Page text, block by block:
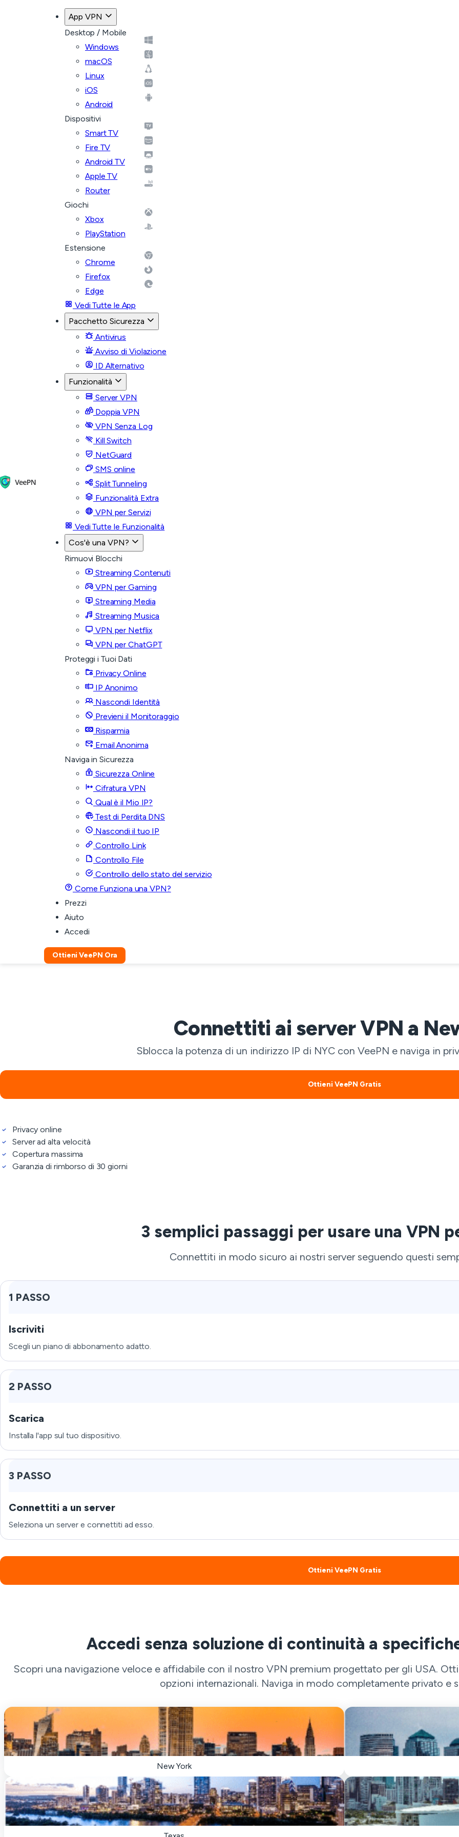
App VPN
Desktop / Mobile
Windows
macOS
Linux
iOS
Android
Dispositivi
Smart TV
Fire TV
Android TV
Apple TV
Router
Giochi
Xbox
PlayStation
Estensione
Chrome
Firefox
Edge
Vedi Tutte le App
Pacchetto Sicurezza
Antivirus
Avviso di Violazione
ID Alternativo
Funzionalità
Server VPN
Doppia VPN
VPN Senza Log
Kill Switch
NetGuard
SMS online
Split Tunneling
Funzionalità Extra
VPN per Servizi
Vedi Tutte le Funzionalità
Cos'è una VPN?
Rimuovi Blocchi
Streaming Contenuti
VPN per Gaming
Streaming Media
Streaming Musica
VPN per Netflix
VPN per ChatGPT
Proteggi i Tuoi Dati
Privacy Online
IP Anonimo
Nascondi Identità
Previeni il Monitoraggio
Risparmia
Email Anonima
Naviga in Sicurezza
Sicurezza Online
Cifratura VPN
Qual è il Mio IP?
Test di Perdita DNS
Nascondi il tuo IP
Controllo Link
Controllo File
Controllo dello stato del servizio
Come Funziona una VPN?
Prezzi
Aiuto
Accedi
Ottieni VeePN Ora
Connettiti ai server VPN a
Sblocca la potenza di un indirizzo IP di NYC con VeePN e naviga in
Ottieni VeePN Gratis
Privacy online
Server ad alta velocità
Copertura massima
Garanzia di rimborso di 30 giorni
3 semplici passaggi per usare una VPN
Connettiti in modo sicuro ai nostri server seguendo questi
1 PASSO
Iscriviti
Scegli un piano di abbonamento adatto.
2 PASSO
Scarica
Installa l'app sul tuo dispositivo.
3 PASSO
Connettiti a un server
Seleziona un server e connettiti ad esso.
Ottieni VeePN Gratis
Accedi senza soluzione di continuità a
Scopri una navigazione veloce e affidabile con il nostro VPN premium progettato per gli USA.
opzioni internazionali. Naviga in modo completamente privato e
New York